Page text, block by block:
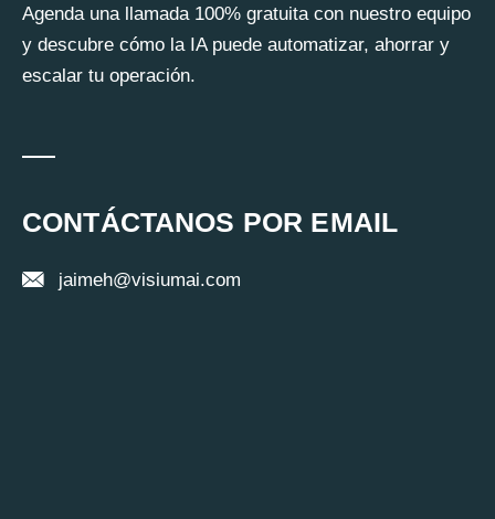
Agenda una llamada 100% gratuita con nuestro equipo
y descubre cómo la IA puede automatizar, ahorrar y
escalar tu operación.
CONTÁCTANOS POR EMAIL
jaimeh@visiumai.com